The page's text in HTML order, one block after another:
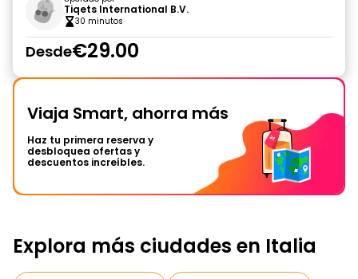
Tiqets International B.V.
30 minutos
Desde€29.00
Viaja Smart, ahorra más
Haz tu primera reserva y
desbloquea ofertas y
descuentos increíbles.
Explora más ciudades en Italia